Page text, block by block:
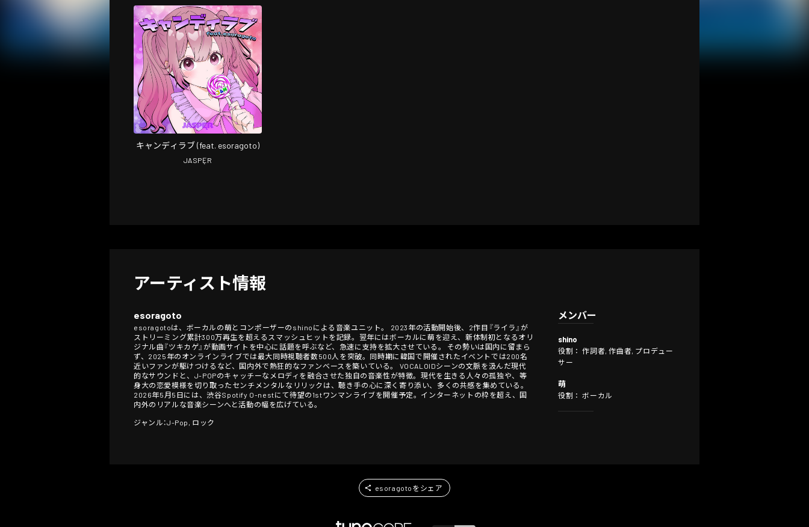
キャンディラブ (feat. esoragoto)
JASPĘR
アーティスト情報
esoragoto
esoragotoは、ボーカルの萌とコンポーザーのshinoによる音楽ユニット。 2023年の活動開始後、2作目『ライラ』が
ストリーミング累計300万再生を超えるスマッシュヒットを記録。翌年にはボーカルに萌を迎え、新体制初となるオリ
ジナル曲『ツキカゲ』が動画サイトを中心に話題を呼ぶなど、急速に支持を拡大させている。 その勢いは国内に留まら
ず、2025年のオンラインライブでは最大同時視聴者数500人を突破。同時期に韓国で開催されたイベントでは200名
近いファンが駆けつけるなど、国内外で熱狂的なファンベースを築いている。 VOCALOIDシーンの文脈を汲んだ現代
的なサウンドと、J-POPのキャッチーなメロディを融合させた独自の音楽性が特徴。現代を生きる人々の孤独や、等
身大の恋愛模様を切り取ったセンチメンタルなリリックは、聴き手の心に深く寄り添い、多くの共感を集めている。
2026年5月5日には、渋谷Spotify O-nestにて待望の1stワンマンライブを開催予定。インターネットの枠を超え、国
内外のリアルな音楽シーンへと活動の幅を広げている。
ジャンル：J-Pop, ロック
メンバー
shino
役割： 作詞者, 作曲者, プロデュー
サー
萌
役割： ボーカル
esoragotoをシェア